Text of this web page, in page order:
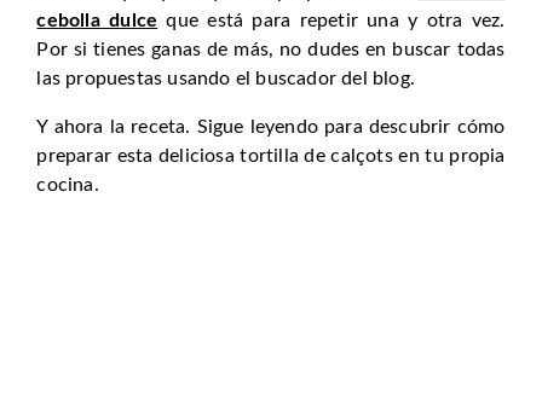
cebolla dulce que está para repetir una y otra vez.
Por si tienes ganas de más, no dudes en buscar todas
las propuestas usando el buscador del blog.
Y ahora la receta. Sigue leyendo para descubrir cómo
preparar esta deliciosa tortilla de calçots en tu propia
cocina.